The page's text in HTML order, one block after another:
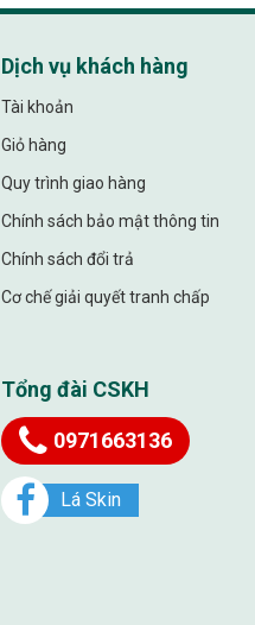
Dịch vụ khách hàng
Tài khoản
Giỏ hàng
Quy trình giao hàng
Chính sách bảo mật thông tin
Chính sách đổi trả
Cơ chế giải quyết tranh chấp
Tổng đài CSKH
0971663136
Lá Skin